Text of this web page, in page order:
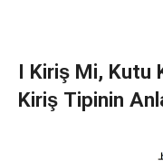
I Kiriş Mi, Kutu
Kiriş Tipinin